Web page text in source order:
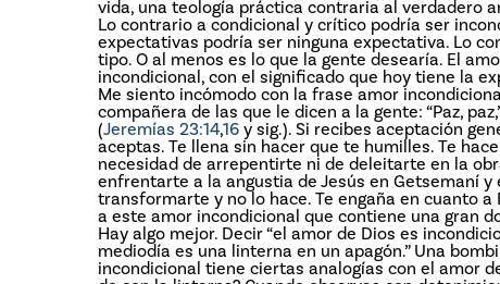
vida, una teología práctica contraria al verdadero
Lo contrario a condicional y crítico podría ser
expectativas podría ser ninguna expectativa. Lo
tipo. O al menos es lo que la gente desearía. El
incondicional, con el significado que hoy tiene la
Me siento incómodo con la frase amor
compañera de las que le dicen a la gente: “Paz,
(Jeremías 23:14,16 y sig.). Si recibes aceptación
aceptas. Te llena sin hacer que te humilles. Te
necesidad de arrepentirte ni de deleitarte en la
enfrentarte a la angustia de Jesús en Getsemaní
transformarte y no lo hace. Te engaña en cuanto
a este amor incondicional que contiene una gran
Hay algo mejor. Decir “el amor de Dios es
mediodía es una linterna en un apagón.” Una
incondicional tiene ciertas analogías con el amor